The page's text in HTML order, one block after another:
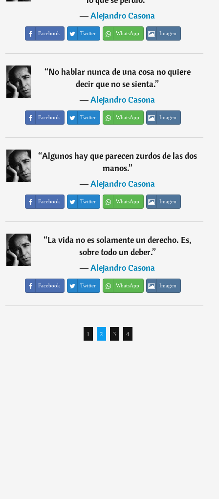
―Alejandro Casona
Facebook Twitter WhatsApp Imagen
“No hablar nunca de una cosa no quiere
decir que no se sienta.”
―Alejandro Casona
Facebook Twitter WhatsApp Imagen
“Algunos hay que parecen zurdos de las dos
manos.”
―Alejandro Casona
Facebook Twitter WhatsApp Imagen
“La vida no es solamente un derecho. Es,
sobre todo un deber.”
―Alejandro Casona
Facebook Twitter WhatsApp Imagen
1 2 3 4